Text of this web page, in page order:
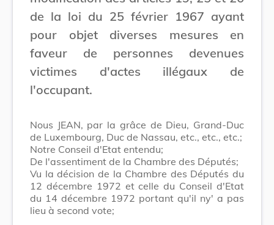
de la loi du 25 février 1967 ayant
pour objet diverses mesures en
faveur de personnes devenues
victimes d'actes illégaux de
l'occupant.
Nous JEAN, par la grâce de Dieu, Grand-Duc
de Luxembourg, Duc de Nassau, etc., etc., etc.;
Notre Conseil d'Etat entendu;
De l'assentiment de la Chambre des Députés;
Vu la décision de la Chambre des Députés du
12 décembre 1972 et celle du Conseil d'Etat
du 14 décembre 1972 portant qu'il ny' a pas
lieu à second vote;